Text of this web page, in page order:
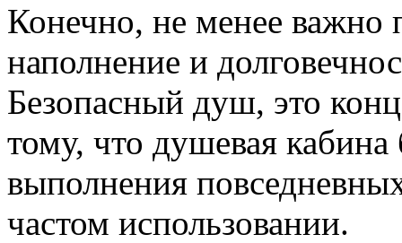
Конечно, не менее важно
наполнение и
Безопасный душ, это
тому, что душевая
выполнения
частом использовании.